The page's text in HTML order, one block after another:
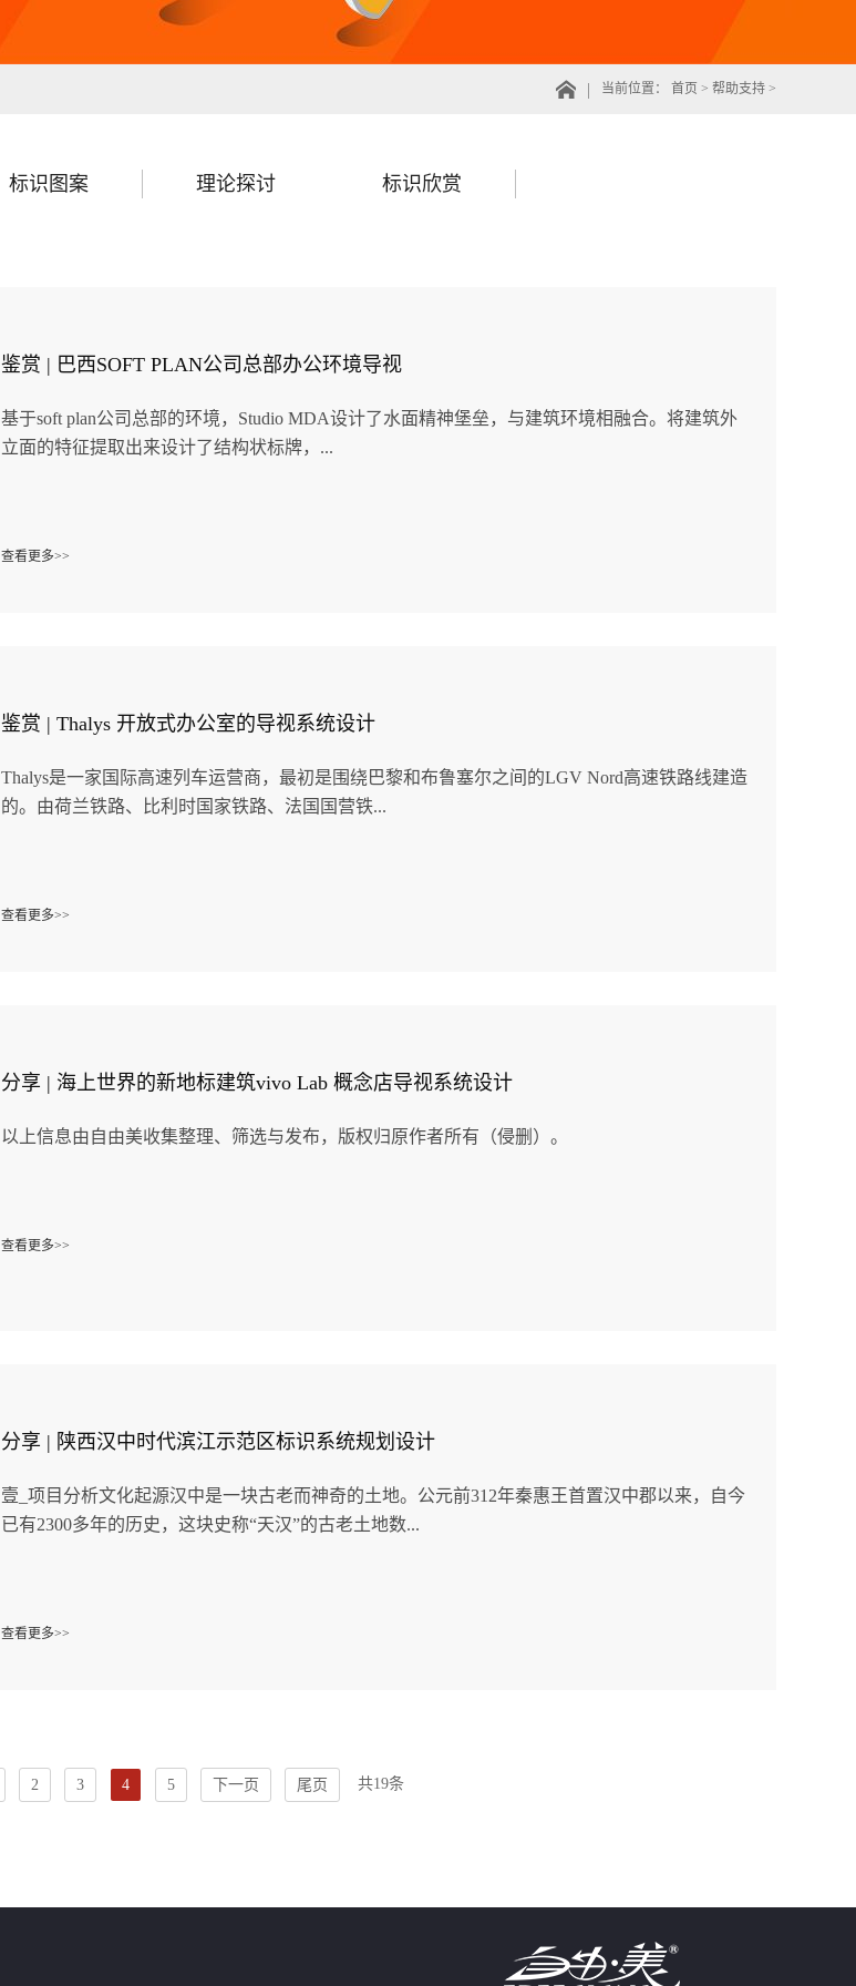
当前位置： 首页 > 帮助支持 >
标识图案 理论探讨 标识欣赏
鉴赏 | 巴西SOFT PLAN公司总部办公环境导视
基于soft plan公司总部的环境，Studio MDA设计了水面精神堡垒，与建筑环境相融合。将建筑外
立面的特征提取出来设计了结构状标牌，...
查看更多>>
鉴赏 | Thalys 开放式办公室​的导视系统设计
Thalys是一家国际高速列车运营商，最初是围绕巴黎和布鲁塞尔之间的LGV Nord高速铁路线建造
的。由荷兰铁路、比利时国家铁路、法国国营铁...
查看更多>>
分享 | 海上世界的新地标建筑vivo Lab 概念店导视系统设计
以上信息由自由美收集整理、筛选与发布，版权归原作者所有（侵删）。
查看更多>>
分享 | 陕西汉中时代滨江示范区标识系统规划设计
壹_项目分析文化起源汉中是一块古老而神奇的土地。公元前312年秦惠王首置汉中郡以来，自今
已有2300多年的历史，这块史称“天汉”的古老土地数...
查看更多>>
2 3 4 5 下一页 尾页 共19条